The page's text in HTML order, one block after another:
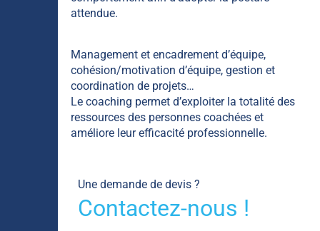
attendue.
Management et encadrement d’équipe,
cohésion/motivation d’équipe, gestion et
coordination de projets…
Le coaching permet d’exploiter la totalité des
ressources des personnes coachées et
améliore leur efficacité professionnelle.
Une demande de devis ?
Contactez-nous !